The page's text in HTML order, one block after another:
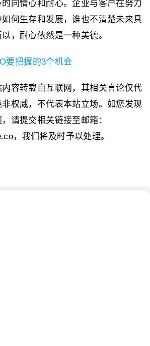
的同情心和耐心。企业与客户在努力
何生存和发展，谁也不清楚未来具
，耐心依然是一种美德。
要把握的3个机会
内容转载自互联网，其相关言论仅代
权威，不代表本站立场。如您发现
请提交相关链接至邮箱：
，我们将及时予以处理。